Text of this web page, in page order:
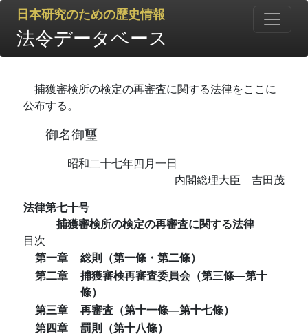
日本研究のための歴史情報
法令データベース
捕獲審検所の検定の再審査に関する法律をここに
公布する。
御名御璽
昭和二十七年四月一日
内閣総理大臣 吉田茂
法律第七十号
捕獲審検所の検定の再審査に関する法律
目次
第一章
総則（第一條・第二條）
第二章
捕獲審検再審査委員会（第三條―第十
條）
第三章
再審査（第十一條―第十七條）
第四章
罰則（第十八條）